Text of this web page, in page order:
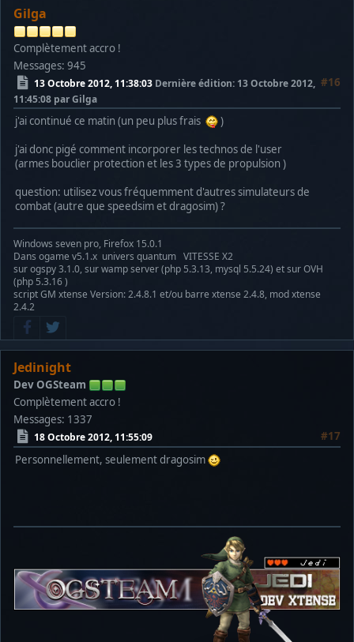
Gilga
Complètement accro !
Messages: 945
13 Octobre 2012, 11:38:03 #16
Dernière édition: 13 Octobre 2012,
11:45:08 par Gilga
j'ai continué ce matin (un peu plus frais
)
j'ai donc pigé comment incorporer les technos de l'user
(armes bouclier protection et les 3 types de propulsion )
question: utilisez vous fréquemment d'autres simulateurs de
combat (autre que speedsim et dragosim) ?
Windows seven pro, Firefox 15.0.1
Dans ogame v5.1.x univers quantum VITESSE X2
sur ogspy 3.1.0, sur wamp server (php 5.3.13, mysql 5.5.24) et sur OVH
(php 5.3.16 )
script GM xtense Version: 2.4.8.1 et/ou barre xtense 2.4.8, mod xtense
2.4.2
Jedinight
Dev OGSteam
Complètement accro !
Messages: 1337
18 Octobre 2012, 11:55:09
#17
Personnellement, seulement dragosim